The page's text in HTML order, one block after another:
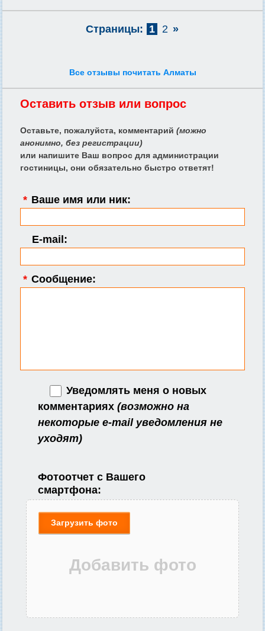
Страницы: 1 2 »
Все отзывы почитать Алматы
Оставить отзыв или вопрос
Оставьте, пожалуйста, комментарий (можно
анонимно, без регистрации)
или напишите Ваш вопрос для администрации
гостиницы, они обязательно быстро ответят!
* Ваше имя или ник:
E-mail:
* Сообщение:
Уведомлять меня о новых
комментариях (возможно на
некоторые e-mail уведомления не
уходят)
Фотоотчет с Вашего
смартфона:
Загрузить фото